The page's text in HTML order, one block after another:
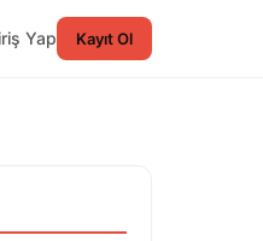
Yap Kayıt Ol